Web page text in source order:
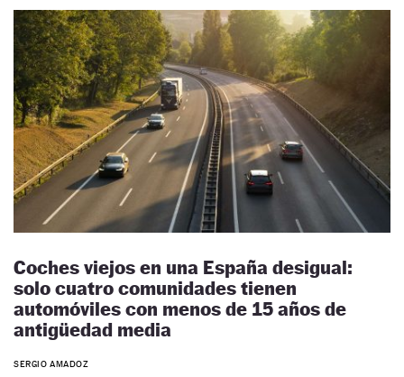
Coches viejos en una España desigual:
solo cuatro comunidades tienen
automóviles con menos de 15 años de
antigüedad media
SERGIO AMADOZ